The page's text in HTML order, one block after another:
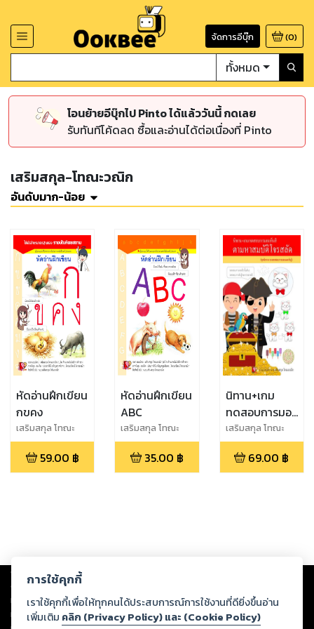
จัดการอีบุ๊ก (0)
ทั้งหมด
โอนย้ายอีบุ๊กไป Pinto ได้แล้ววันนี้ กดเลย
รับทันทีโค้ดลด ซื้อและอ่านได้ต่อเนื่องที่ Pinto
เสริมสกุล-โทณะวณิก
อันดับมาก-น้อย
หัดอ่านฝึกเขียน
กขคง
เสริมสกุล โทณะ
วณิก
59.00 ฿
หัดอ่านฝึกเขียน
ABC
เสริมสกุล โทณะ
วณิก
35.00 ฿
นิทาน+เกม
ทดสอบการมอง
เห็นสี เรื่อง
“ตามหาสมบัติ
โจรสลัด”
เสริมสกุล โทณะ
วณิก
69.00 ฿
Copyright © 2026
ต่อผลงานหรือเนื้อหาใดที่อัปโหลดผ่านเว็บไซต์และปรากฏว่าละเมิดสิทธิใน
ทรัพย์สินทางปัญญาของบุคคลอื่นหรือขัดต่อกฎหมายและศีลธรรม ดังนั้น ผู้อ่าน
ทุกท่านโปรดใช้วิจารณญาณในการกลั่นกรองด้วยตนเอง และหากท่านพบว่าส่วน
การใช้คุกกี้
เราใช้คุกกี้เพื่อให้ทุกคนได้ประสบการณ์การใช้งานที่ดียิ่งขึ้นอ่าน
เพิ่มเติม คลิก (Privacy Policy) และ (Cookie Policy)